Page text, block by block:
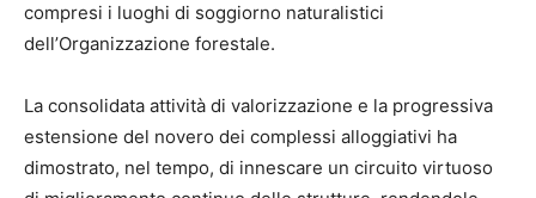
compresi i luoghi di soggiorno naturalistici
dell’Organizzazione forestale.
La consolidata attività di valorizzazione e la progressiva
estensione del novero dei complessi alloggiativi ha
dimostrato, nel tempo, di innescare un circuito virtuoso